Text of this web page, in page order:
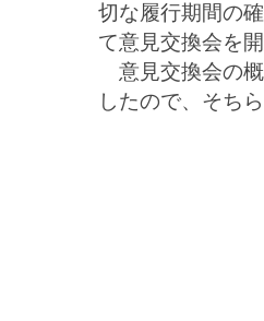
切な履行期間の
て意見交換会を
意見交換会の
したので、そち